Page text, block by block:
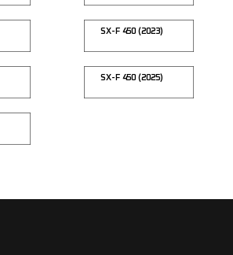
SX-F 450 (2023)
SX-F 450 (2025)